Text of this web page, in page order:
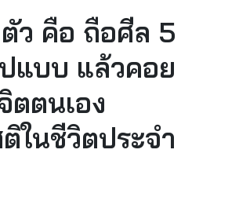
ว คือ ถือศีล 5
แบบ แล้วคอย
ตตนเอง
ในชีวิตประจำ